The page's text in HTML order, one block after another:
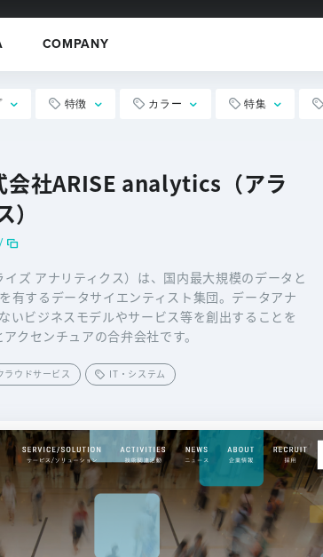
COMPANY
特徴 カラー 特集
会社ARISE analytics（アラ
ズ アナリティクス）は、国内最大規模のデータと
有するデータサイエンティスト集団。データアナ
いビジネスモデルやサービス等を創出することを
クセンチュアの合弁会社です。
ラウドサービス IT・システム